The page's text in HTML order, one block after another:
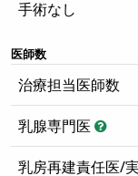
手術なし
医師数
治療担当医師数
乳腺専門医
乳房再建責任医/